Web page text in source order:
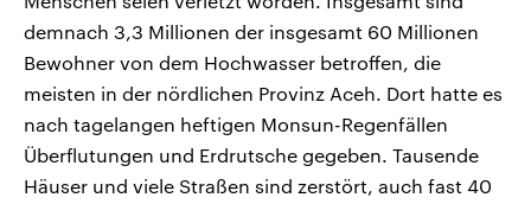
demnach 3,3 Millionen der insgesamt 60 Millionen
Bewohner von dem Hochwasser betroffen, die
meisten in der nördlichen Provinz Aceh. Dort hatte es
nach tagelangen heftigen Monsun-Regenfällen
Überflutungen und Erdrutsche gegeben. Tausende
Häuser und viele Straßen sind zerstört, auch fast 40